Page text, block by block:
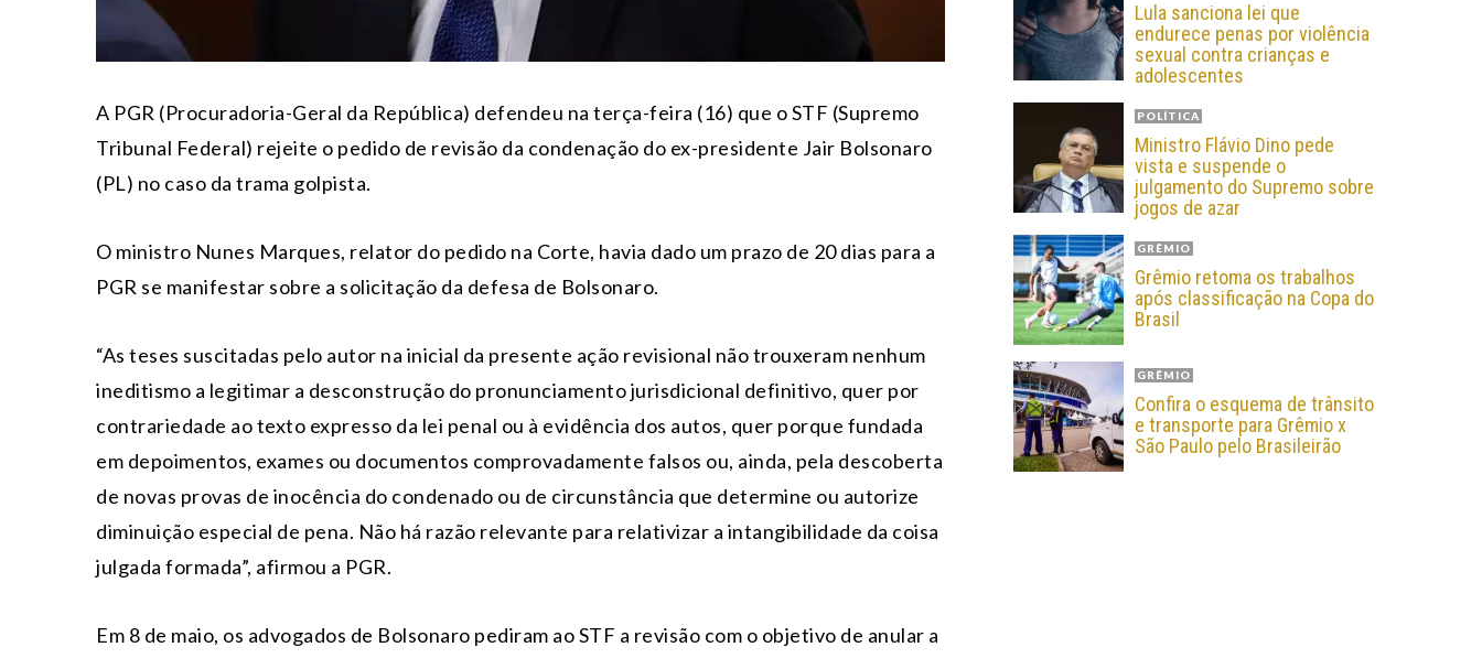
A PGR (Procuradoria-Geral da República) defendeu na terça-feira (16) que o STF (Supremo
Tribunal Federal) rejeite o pedido de revisão da condenação do ex-presidente Jair Bolsonaro
(PL) no caso da trama golpista.
O ministro Nunes Marques, relator do pedido na Corte, havia dado um prazo de 20 dias para a
PGR se manifestar sobre a solicitação da defesa de Bolsonaro.
“As teses suscitadas pelo autor na inicial da presente ação revisional não trouxeram nenhum
ineditismo a legitimar a desconstrução do pronunciamento jurisdicional definitivo, quer por
contrariedade ao texto expresso da lei penal ou à evidência dos autos, quer porque fundada
em depoimentos, exames ou documentos comprovadamente falsos ou, ainda, pela descoberta
de novas provas de inocência do condenado ou de circunstância que determine ou autorize
diminuição especial de pena. Não há razão relevante para relativizar a intangibilidade da coisa
julgada formada”, afirmou a PGR.
Em 8 de maio, os advogados de Bolsonaro pediram ao STF a revisão com o objetivo de anular a
Lula sanciona lei que
endurece penas por violência
sexual contra crianças e
adolescentes
POLÍTICA
Ministro Flávio Dino pede
vista e suspende o
julgamento do Supremo sobre
jogos de azar
GRÊMIO
Grêmio retoma os trabalhos
após classificação na Copa do
Brasil
GRÊMIO
Confira o esquema de trânsito
e transporte para Grêmio x
São Paulo pelo Brasileirão